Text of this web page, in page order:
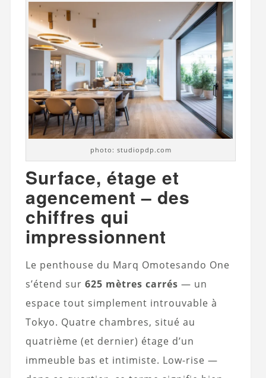
photo: studiopdp.com
Surface, étage et
agencement – des
chiffres qui
impressionnent
Le penthouse du Marq Omotesando One
s’étend sur 625 mètres carrés — un
espace tout simplement introuvable à
Tokyo. Quatre chambres, situé au
quatrième (et dernier) étage d’un
immeuble bas et intimiste. Low-rise —